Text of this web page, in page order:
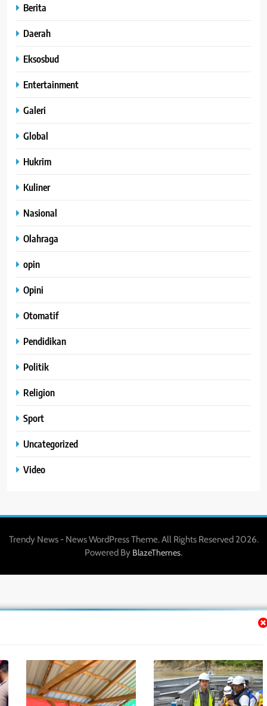
Berita
Daerah
Eksosbud
Entertainment
Galeri
Global
Hukrim
Kuliner
Nasional
Olahraga
opin
Opini
Otomatif
Pendidikan
Politik
Religion
Sport
Uncategorized
Video
Trendy News - News WordPress Theme. All Rights Reserved 2026.
Powered By BlazeThemes.